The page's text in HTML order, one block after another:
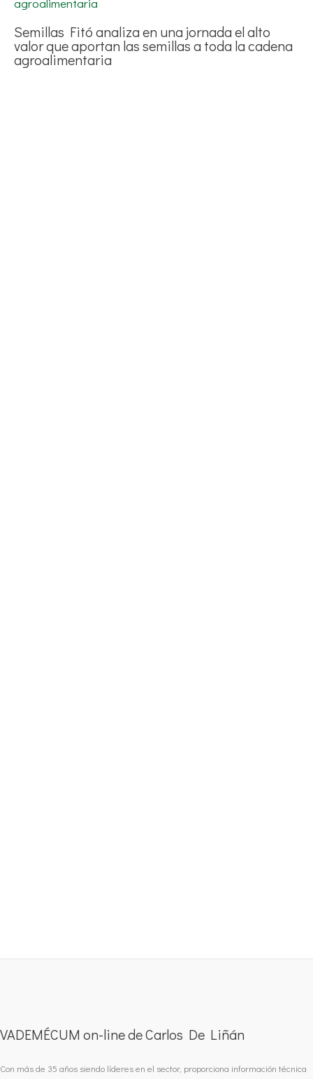
Semillas Fitó analiza en una jornada el alto
valor que aportan las semillas a toda la cadena
agroalimentaria
VADEMÉCUM on-line de Carlos De Liñán
Con más de 35 años siendo líderes en el sector, proporciona información técnica